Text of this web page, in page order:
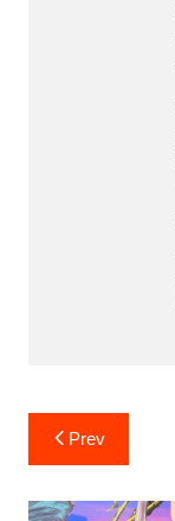
Post
navigation
Prev